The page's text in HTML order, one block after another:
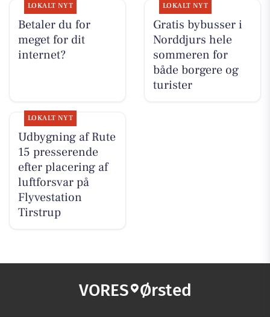
LOKALT NYT
Betaler du for
meget for dit
internet?
LOKALT NYT
Gratis bybusser i
Norddjurs hele
sommeren for
både borgere og
turister
LOKALT NYT
Udbygning af Rute
15 presserende
efter placering af
luftforsvar på
Flyvestation
Tirstrup
VORES Ørsted